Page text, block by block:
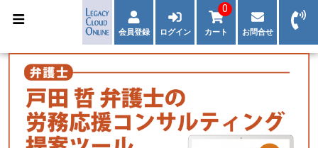
会員登録 ログイン カート
0
お問合せ